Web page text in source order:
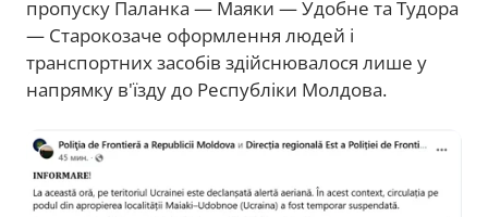
пропуску Паланка — Маяки — Удобне та Тудора
— Старокозаче оформлення людей і
транспортних засобів здійснювалося лише у
напрямку в'їзду до Республіки Молдова.